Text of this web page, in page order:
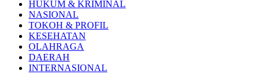
HUKUM & KRIMINAL
NASIONAL
TOKOH & PROFIL
KESEHATAN
OLAHRAGA
DAERAH
INTERNASIONAL